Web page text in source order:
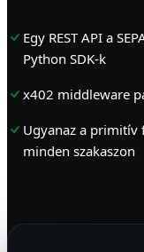
Egy REST API a
Python SDK-k
x402 middleware
Ugyanaz a
minden szakaszon